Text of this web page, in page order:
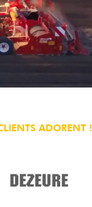
ADORENT !